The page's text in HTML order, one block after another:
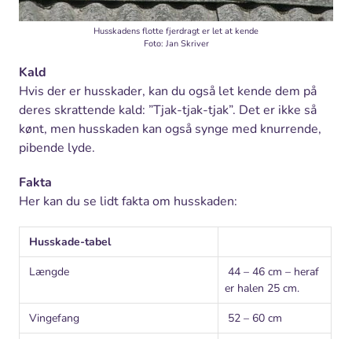
Husskadens flotte fjerdragt er let at kende
Foto: Jan Skriver
Kald
Hvis der er husskader, kan du også let kende dem på
deres skrattende kald: ”Tjak-tjak-tjak”. Det er ikke så
kønt, men husskaden kan også synge med knurrende,
pibende lyde.
Fakta
Her kan du se lidt fakta om husskaden:
Husskade-tabel
Længde
44 – 46 cm – heraf
er halen 25 cm.
Vingefang
52 – 60 cm